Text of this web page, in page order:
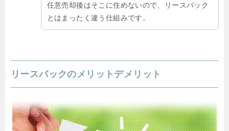
任意売却後はそこに住めないので、リースバック
とはまったく違う仕組みです。
リースバックのメリットデメリット